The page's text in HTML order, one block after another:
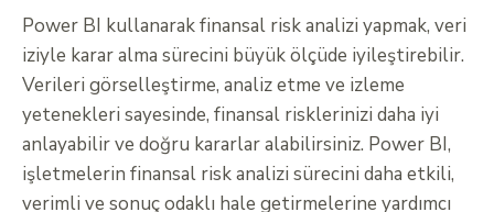
Power BI kullanarak finansal risk analizi yapmak, veri
iziyle karar alma sürecini büyük ölçüde iyileştirebilir.
Verileri görselleştirme, analiz etme ve izleme
yetenekleri sayesinde, finansal risklerinizi daha iyi
anlayabilir ve doğru kararlar alabilirsiniz. Power BI,
işletmelerin finansal risk analizi sürecini daha etkili,
verimli ve sonuç odaklı hale getirmelerine yardımcı